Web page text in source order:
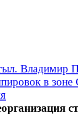
Владимир
в